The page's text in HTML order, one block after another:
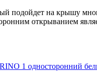
подойдет на крышу
открыванием